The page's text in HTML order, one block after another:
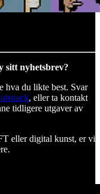
sitt nyhetsbrev?
hva du likte best. Svar
, eller ta kontakt
tidligere utgaver av
eller digital kunst, er vi